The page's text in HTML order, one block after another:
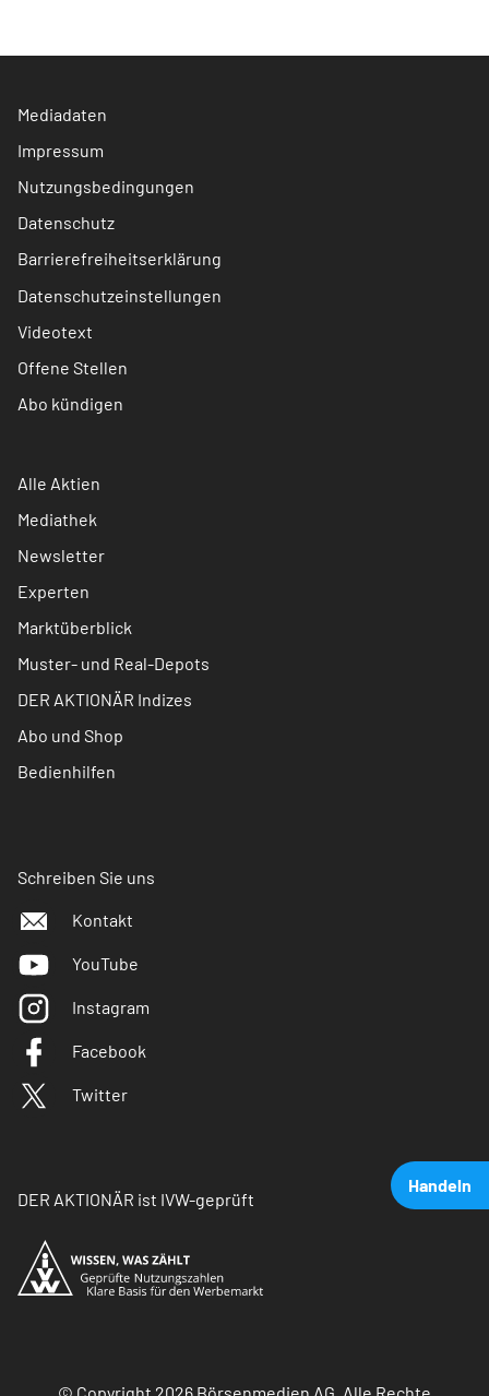
Handeln
Mediadaten
Impressum
Nutzungsbedingungen
Datenschutz
Barrierefreiheitserklärung
Datenschutzeinstellungen
Videotext
Offene Stellen
Abo kündigen
Alle Aktien
Mediathek
Newsletter
Experten
Marktüberblick
Muster- und Real-Depots
DER AKTIONÄR Indizes
Abo und Shop
Bedienhilfen
Schreiben Sie uns
Kontakt
YouTube
Instagram
Facebook
Twitter
DER AKTIONÄR ist IVW-geprüft